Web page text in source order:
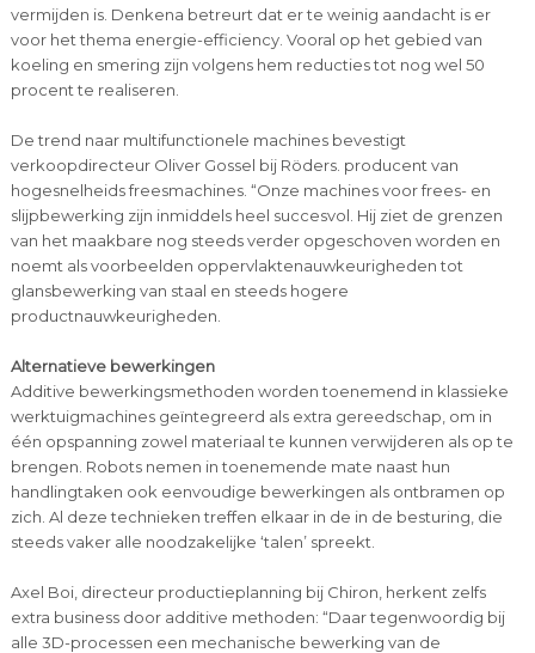
vermijden is. Denkena betreurt dat er te weinig aandacht is er
voor het thema energie-efficiency. Vooral op het gebied van
koeling en smering zijn volgens hem reducties tot nog wel 50
procent te realiseren.
De trend naar multifunctionele machines bevestigt
verkoopdirecteur Oliver Gossel bij Röders. producent van
hogesnelheids freesmachines. “Onze machines voor frees- en
slijpbewerking zijn inmiddels heel succesvol. Hij ziet de grenzen
van het maakbare nog steeds verder opgeschoven worden en
noemt als voorbeelden oppervlaktenauwkeurigheden tot
glansbewerking van staal en steeds hogere
productnauwkeurigheden.
Alternatieve bewerkingen
Additive bewerkingsmethoden worden toenemend in klassieke
werktuigmachines geïntegreerd als extra gereedschap, om in
één opspanning zowel materiaal te kunnen verwijderen als op te
brengen. Robots nemen in toenemende mate naast hun
handlingtaken ook eenvoudige bewerkingen als ontbramen op
zich. Al deze technieken treffen elkaar in de in de besturing, die
steeds vaker alle noodzakelijke ‘talen’ spreekt.
Axel Boi, directeur productieplanning bij Chiron, herkent zelfs
extra business door additive methoden: “Daar tegenwoordig bij
alle 3D-processen een mechanische bewerking van de